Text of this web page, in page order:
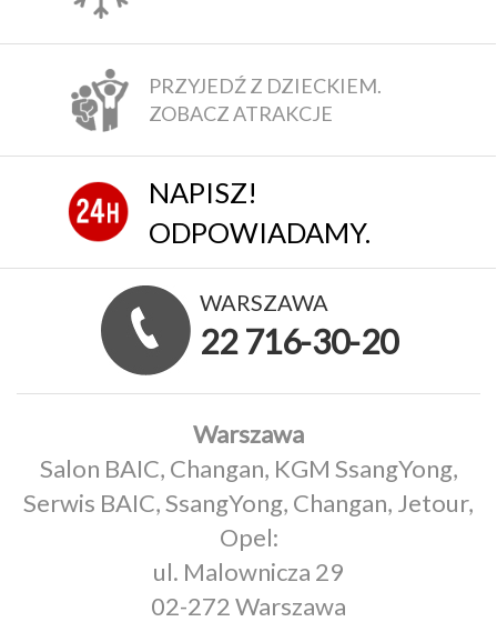
PRZYJEDŹ Z DZIECKIEM.
ZOBACZ ATRAKCJE
NAPISZ!
ODPOWIADAMY.
WARSZAWA
22 716-30-20
Warszawa
Salon BAIC, Changan, KGM SsangYong,
Serwis BAIC, SsangYong, Changan, Jetour,
Opel:
ul. Malownicza 29
02-272 Warszawa